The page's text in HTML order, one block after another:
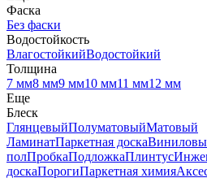
Фаска
Без фаски
Водостойкость
ВлагостойкийВодостойкий
Толщина
7 мм8 мм9 мм10 мм11 мм12 мм
Еще
Блеск
ГлянцевыйПолуматовыйМатовый
ЛаминатПаркетная доска
полПробкаПодложкаПлинтус
доскаПорогиПаркетная химия